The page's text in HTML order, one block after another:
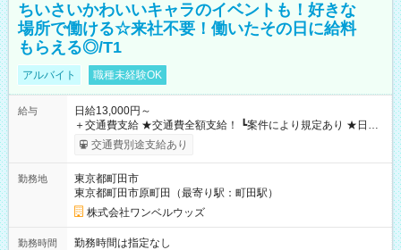
ちいさいかわいいキャラのイベントも！好きな
場所で働ける☆来社不要！働いたその日に給料
もらえる◎/T1
アルバイト 職種未経験OK
給与
日給13,000円～
＋交通費支給 ★交通費全額支給！ ┗案件により規定あり ★日払
いOK！（規定あり） ┗働いたその日に現金GET♪ お仕事後はコ
ンビニATMから 日払い分を引き落とせます！ 【試用期間】試
交通費別途支給あり
勤務地
東京都町田市
東京都町田市原町田（最寄り駅：町田駅）
株式会社ワンベルウッズ
勤務時間
勤務時間は指定なし